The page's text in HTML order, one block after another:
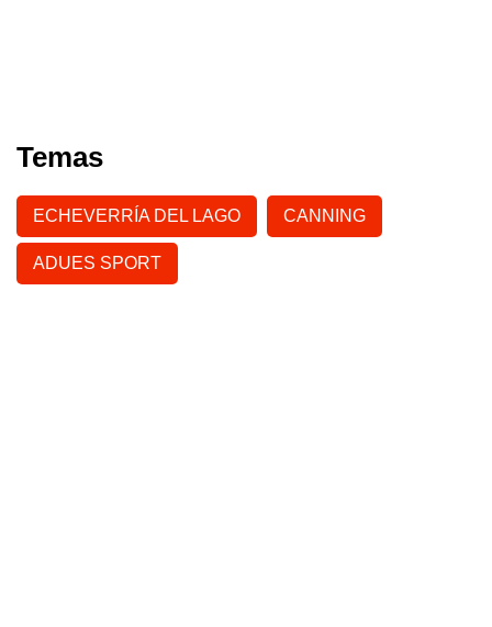
Temas
ECHEVERRÍA DEL LAGO CANNING
ADUES SPORT